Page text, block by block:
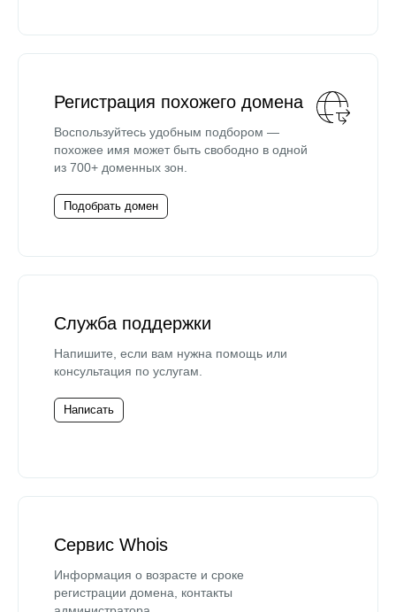
Регистрация похожего домена
Воспользуйтесь удобным подбором —
похожее имя может быть свободно в одной
из 700+ доменных зон.
Подобрать домен
Служба поддержки
Напишите, если вам нужна помощь или
консультация по услугам.
Написать
Сервис Whois
Информация о возрасте и сроке
регистрации домена, контакты